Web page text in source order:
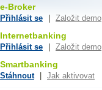
e-Broker
Přihlásit se Založit demo
Internetbanking
Přihlásit se Založit demo
Smartbanking
Stáhnout Jak aktivovat